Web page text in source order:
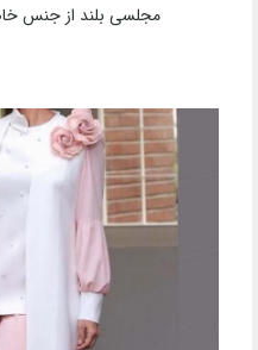
مجلسی بلند از جنس